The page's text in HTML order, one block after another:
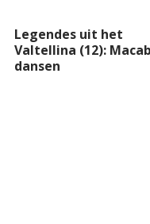
Legendes uit het
Valtellina (12):
dansen